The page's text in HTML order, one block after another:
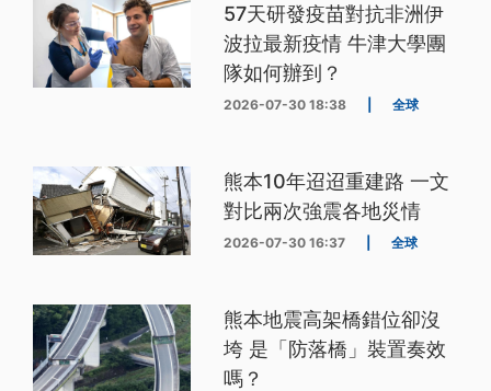
57天研發疫苗對抗非洲伊
波拉最新疫情 牛津大學團
隊如何辦到？
2026-07-30 18:38 全球
熊本10年迢迢重建路 一文
對比兩次強震各地災情
2026-07-30 16:37 全球
熊本地震高架橋錯位卻沒
垮 是「防落橋」裝置奏效
嗎？